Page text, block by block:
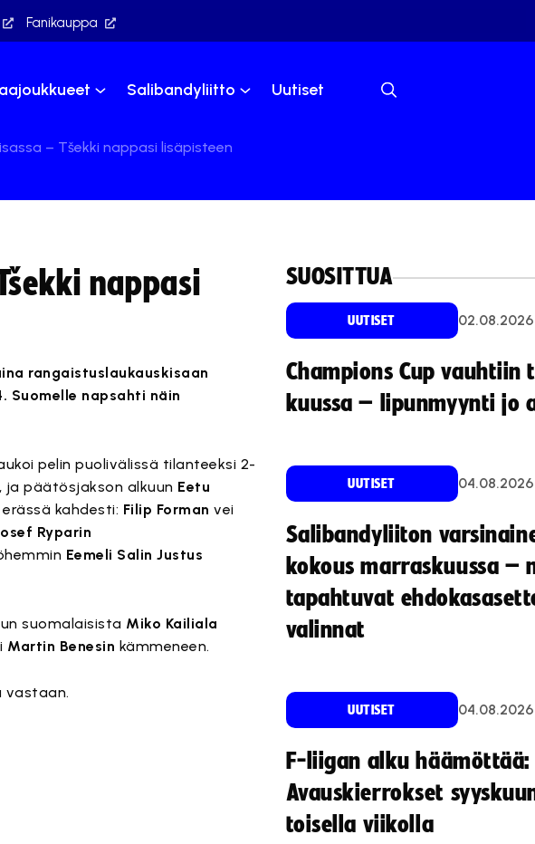
Fanikauppa
Salibandyliitto Uutiset
– Tšekki nappasi lisäpisteen
nappasi
rangaistuslaukauskisaan
Suomelle napsahti näin
pelin puolivälissä tilanteeksi 2-
ja päätösjakson alkuun Eetu
kahdesti: Filip Forman vei
Ryparin
Eemeli Salin Justus
suomalaisista Miko Kailiala
Martin Benesin kämmeneen.
vastaan.
SUOSITTUA
UUTISET 02.08.2026
Champions Cup vauhtiin
kuussa – lipunmyynti jo
UUTISET 04.08.2026
Salibandyliiton
kokous marraskuussa –
tapahtuvat
valinnat
UUTISET 04.08.2026
F-liigan alku häämöttää:
Avauskierrokset
toisella viikolla